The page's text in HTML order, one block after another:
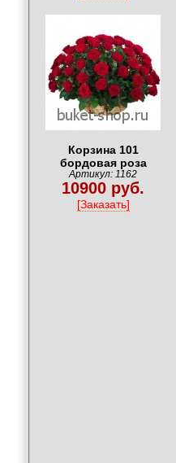
Корзина 101
бордовая роза
Артикул: 1162
10900 руб.
[Заказать]